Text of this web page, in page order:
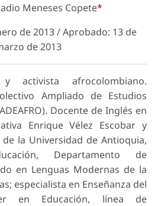
Meneses Copete*
de 2013 / Aprobado: 13 de
de 2013
activista afrocolombiano.
Ampliado de Estudios
Docente de Inglés en
Enrique Vélez Escobar y
la Universidad de Antioquia,
Departamento de
en Lenguas Modernas de la
especialista en Enseñanza del
en Educación, línea de